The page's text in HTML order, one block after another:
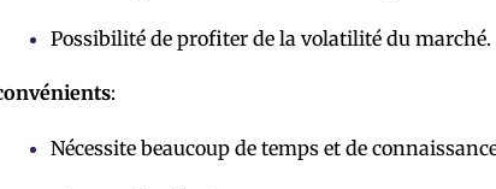
Possibilité de profiter de la volatilité du marché.
:
Nécessite beaucoup de temps et de